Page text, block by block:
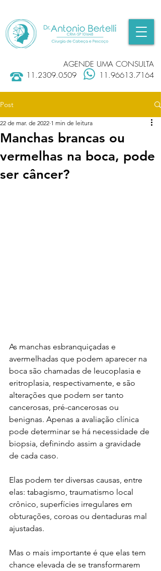
AGENDE UMA CONSULTA
11.2309.0509
11.96613.7164
Post
Manchas brancas ou
vermelhas na boca, pode
ser câncer?
22 de mar. de 2022 1 min de leitura
As manchas esbranquiçadas e
avermelhadas que podem aparecer na
boca são chamadas de leucoplasia e
eritroplasia, respectivamente, e são
alterações que podem ser tanto
cancerosas, pré-cancerosas ou
benignas. Apenas a avaliação clínica
pode determinar se há necessidade de
biopsia, definindo assim a gravidade
de cada caso.
Elas podem ter diversas causas, entre
elas: tabagismo, traumatismo local
crônico, superfícies irregulares em
obturações, coroas ou dentaduras mal
ajustadas.
Mas o mais importante é que elas tem
chance elevada de se transformarem